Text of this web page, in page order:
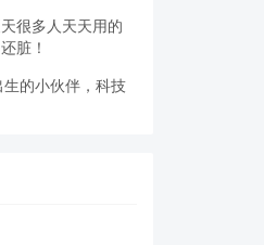
很多人天天用的
脏！
生的小伙伴，科技